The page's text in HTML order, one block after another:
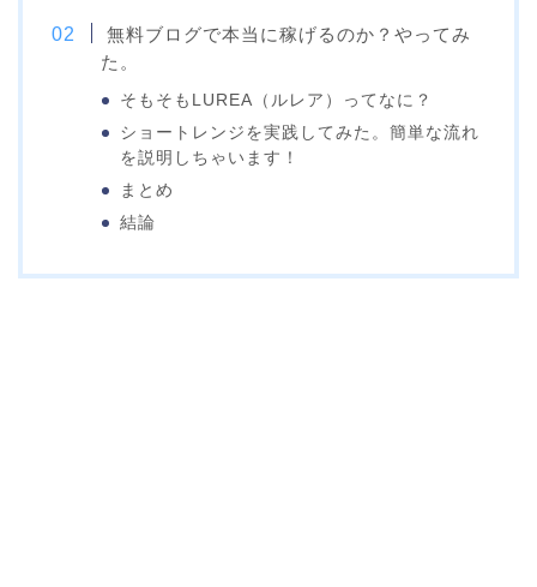
無料ブログで本当に稼げるのか？やってみ
た。
そもそもLUREA（ルレア）ってなに？
ショートレンジを実践してみた。簡単な流れ
を説明しちゃいます！
まとめ
結論